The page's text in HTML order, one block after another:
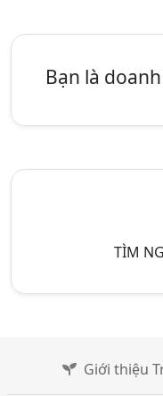
Bạn là
TÌM
Giới thiệu